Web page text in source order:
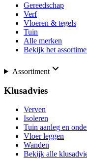
Gereedschap
Verf
Vloeren & tegels
Tuin
Alle merken
Bekijk het
Assortiment
Klusadvies
Verven
Isoleren
Tuin aanleg en
Vloer leggen
Wanden
Bekijk alle